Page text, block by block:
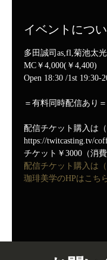
イベントにつ
多田誠司as,fl,菊池太
MC￥4,000(￥4,400)
Open 18:30 /1st 19:30-
＝有料同時配信あり＝
配信チケット購入は
https://twitcasting.tv/
チケット￥3000（消
配信チケット購入は
珈琲美学のHPはこち